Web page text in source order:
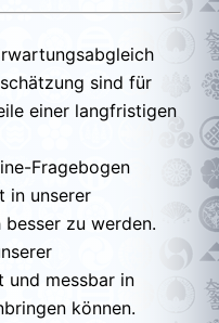
sind für
einer langfristigen
Fragebogen
in unserer
zu werden.
und messbar in
können.